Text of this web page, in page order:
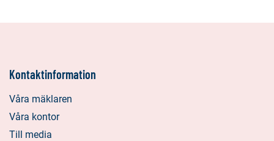
Kontaktinformation
Våra mäklaren
Våra kontor
Till media